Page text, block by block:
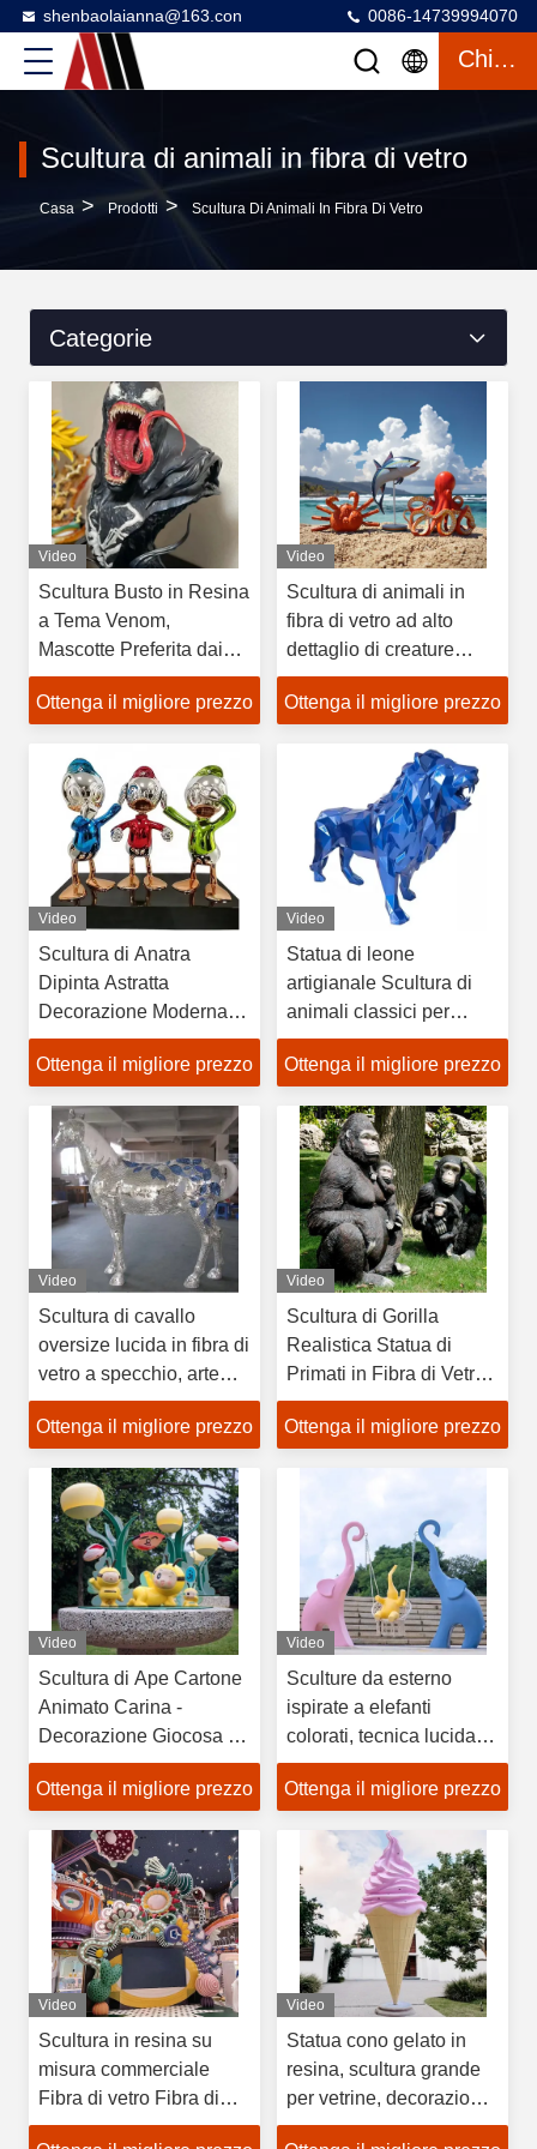
shenbaolaianna@163.con 0086-14739994070
Chiacchierata
Scultura di animali in fibra di vetro
Casa > Prodotti > Scultura Di Animali In Fibra Di Vetro
Categorie
Video
Scultura Busto in Resina
a Tema Venom,
Mascotte Preferita dai
Fan Marvel, Tecnica
Lucidatura
Ottenga il migliore prezzo
Video
Scultura di animali in
fibra di vetro ad alto
dettaglio di creature
marine tra cui polpo,
squalo e conchiglie per
Ottenga il migliore prezzo
Video
Scultura di Anatra
Dipinta Astratta
Decorazione Moderna
Colorata per Camere di
Bambini e Caffetterie
Ottenga il migliore prezzo
Video
Statua di leone
artigianale Scultura di
animali classici per
arredamento Feng Shui
per casa e ufficio
Ottenga il migliore prezzo
Video
Scultura di cavallo
oversize lucida in fibra di
vetro a specchio, arte
equina per spazi di lusso
Ottenga il migliore prezzo
Video
Scultura di Gorilla
Realistica Statua di
Primati in Fibra di Vetro
per Zoo e Parchi a Tema
Giungla
Ottenga il migliore prezzo
Video
Scultura di Ape Cartone
Animato Carina -
Decorazione Giocosa di
Api in Fibra di Vetro per
Giardini e Asili per
Ottenga il migliore prezzo
Video
Sculture da esterno
ispirate a elefanti
colorati, tecnica lucida
con tema mascotte,
affascinanti e invitanti
Ottenga il migliore prezzo
Video
Scultura in resina su
misura commerciale
Fibra di vetro Fibra di
vetro Cartone animato
Video
Statua cono gelato in
resina, scultura grande
per vetrine, decorazione
in fibra di vetro - scultura